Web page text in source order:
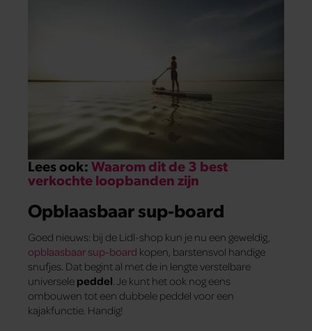
Lees ook:Waarom dit de 3 best
verkochte loopbanden zijn
Opblaasbaar sup-board
Goed nieuws: bij de Lidl-shop kun je nu een geweldig,
opblaasbaar sup-board kopen, barstensvol handige
snufjes. Dat begint al met de in lengte verstelbare
universele peddel . Je kunt het ook nog eens
ombouwen tot een dubbele peddel voor een
kajakfunctie. Handig!